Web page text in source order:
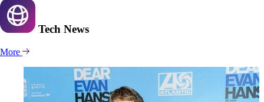
Tech News
More